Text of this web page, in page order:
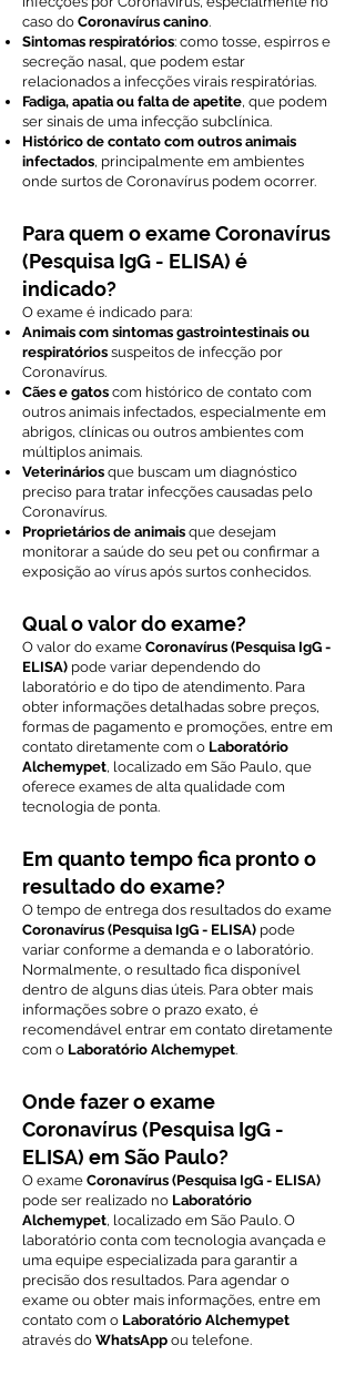
caso do Coronavírus canino.
Sintomas respiratórios: como tosse, espirros e
secreção nasal, que podem estar
relacionados a infecções virais respiratórias.
Fadiga, apatia ou falta de apetite, que podem
ser sinais de uma infecção subclínica.
Histórico de contato com outros animais
infectados, principalmente em ambientes
onde surtos de Coronavírus podem ocorrer.
Para quem o exame Coronavírus
(Pesquisa IgG - ELISA) é
indicado?
O exame é indicado para:
Animais com sintomas gastrointestinais ou
respiratórios suspeitos de infecção por
Coronavírus.
Cães e gatos com histórico de contato com
outros animais infectados, especialmente em
abrigos, clínicas ou outros ambientes com
múltiplos animais.
Veterinários que buscam um diagnóstico
preciso para tratar infecções causadas pelo
Coronavírus.
Proprietários de animais que desejam
monitorar a saúde do seu pet ou confirmar a
exposição ao vírus após surtos conhecidos.
Qual o valor do exame?
O valor do exame Coronavírus (Pesquisa IgG -
ELISA) pode variar dependendo do
laboratório e do tipo de atendimento. Para
obter informações detalhadas sobre preços,
formas de pagamento e promoções, entre em
contato diretamente com o Laboratório
Alchemypet, localizado em São Paulo, que
oferece exames de alta qualidade com
tecnologia de ponta.
Em quanto tempo fica pronto o
resultado do exame?
O tempo de entrega dos resultados do exame
Coronavírus (Pesquisa IgG - ELISA) pode
variar conforme a demanda e o laboratório.
Normalmente, o resultado fica disponível
dentro de alguns dias úteis. Para obter mais
informações sobre o prazo exato, é
recomendável entrar em contato diretamente
com o Laboratório Alchemypet.
Onde fazer o exame
Coronavírus (Pesquisa IgG -
ELISA) em São Paulo?
O exame Coronavírus (Pesquisa IgG - ELISA)
pode ser realizado no Laboratório
Alchemypet, localizado em São Paulo. O
laboratório conta com tecnologia avançada e
uma equipe especializada para garantir a
precisão dos resultados. Para agendar o
exame ou obter mais informações, entre em
contato com o Laboratório Alchemypet
através do WhatsApp ou telefone.